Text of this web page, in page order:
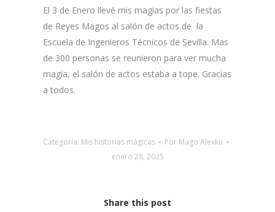
El 3 de Enero llevé mis magias por las fiestas
de Reyes Magos al salón de actos de la
Escuela de Ingenieros Técnicos de Sevilla. Mas
de 300 personas se reunieron para ver mucha
magia, el salón de actos estaba a tope. Gracias
a todos.
Categoría: Mis historias mágicas Por Mago Alexku
enero 28, 2025
Share this post